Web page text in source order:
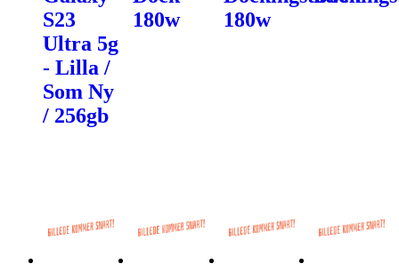
S23
Ultra 5g
- Lilla /
Som Ny
/ 256gb
180w
180w